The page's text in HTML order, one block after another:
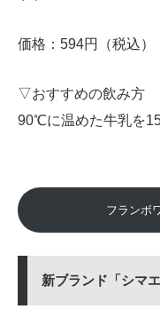
価格：594円（税込）
▽おすすめの飲み方
90℃に温めた牛乳を
フランボ
新ブランド「シマ